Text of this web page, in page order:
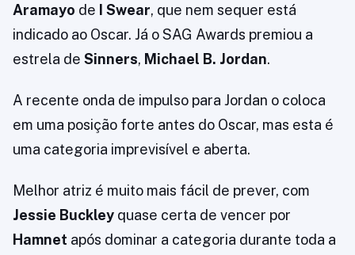
Aramayo de I Swear, que nem sequer está
indicado ao Oscar. Já o SAG Awards premiou a
estrela de Sinners, Michael B. Jordan.
A recente onda de impulso para Jordan o coloca
em uma posição forte antes do Oscar, mas esta é
uma categoria imprevisível e aberta.
Melhor atriz é muito mais fácil de prever, com
Jessie Buckley quase certa de vencer por
Hamnet após dominar a categoria durante toda a